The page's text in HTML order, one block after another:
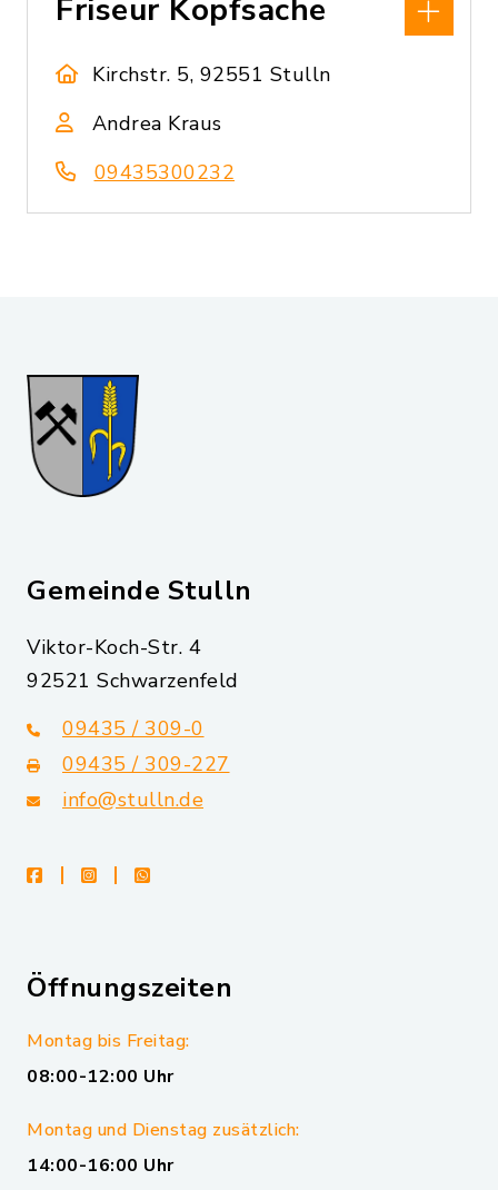
Friseur Kopfsache
Kirchstr. 5, 92551 Stulln
Andrea Kraus
09435300232
Gemeinde Stulln
Viktor-Koch-Str. 4
92521 Schwarzenfeld
09435 / 309-0
09435 / 309-227
info@stulln.de
facebookinstagramwhatsapp
Öffnungszeiten
Montag bis Freitag:
08:00-12:00 Uhr
Montag und Dienstag zusätzlich:
14:00-16:00 Uhr